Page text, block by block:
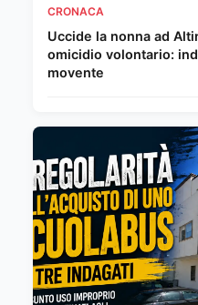
CRONACA
Uccide la nonna ad
omicidio volontario:
movente